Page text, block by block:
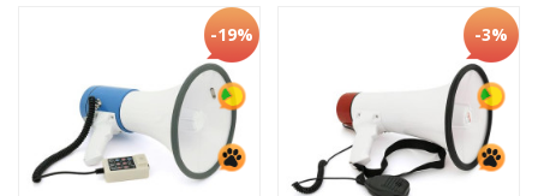
-19% -3%